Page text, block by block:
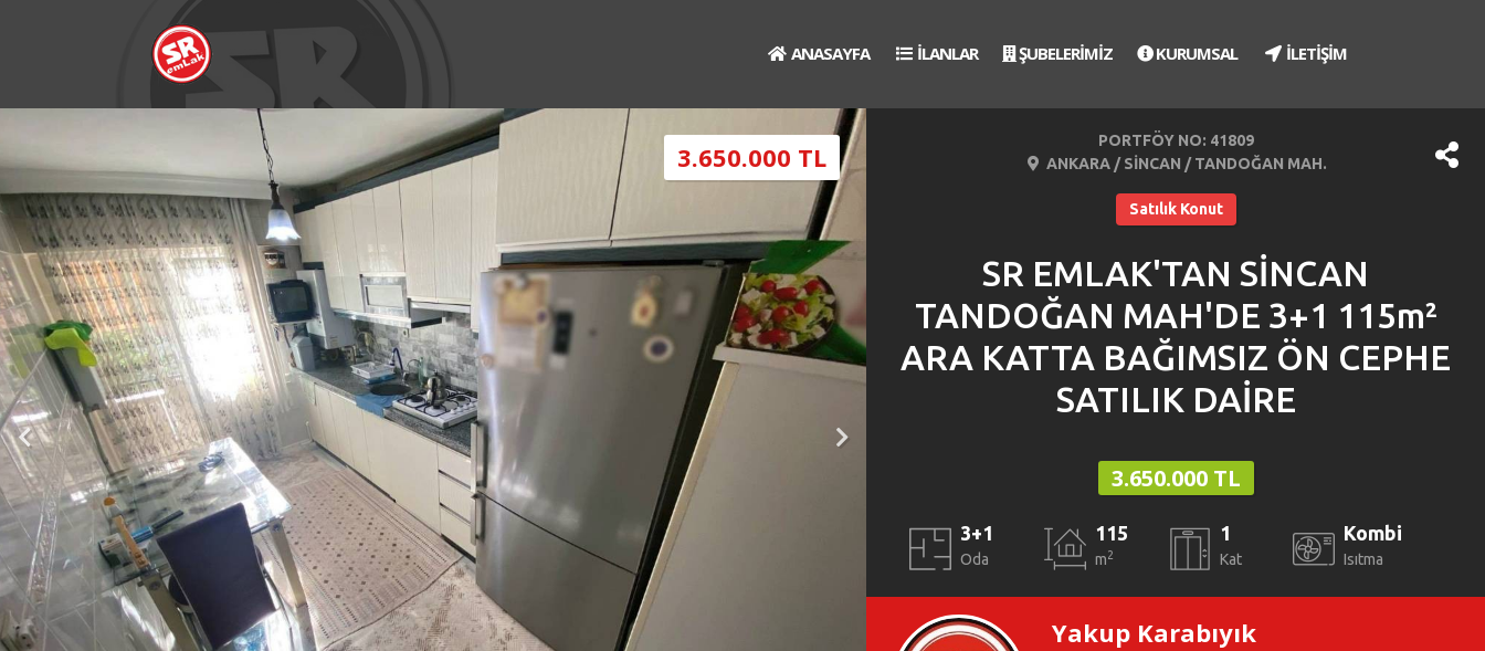
ANASAYFA İLANLAR ŞUBELERİMİZ KURUMSAL İLETİŞİM
3.650.000 TL
PORTFÖY NO: 41809
ANKARA / SİNCAN / TANDOĞAN MAH.
Satılık Konut
SR EMLAK'TAN SİNCAN
TANDOĞAN MAH'DE 3+1 115m²
ARA KATTA BAĞIMSIZ ÖN CEPHE
SATILIK DAİRE
3.650.000 TL
3+1
Oda
115
m2
1
Kat
Kombi
Isıtma
Yakup Karabıyık